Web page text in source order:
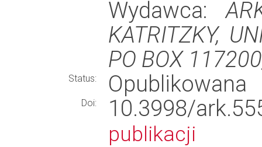
Wydawca:
KATRITZKY,
PO BOX
Status: Opublikowana
Doi: 10.3998/
publikacji